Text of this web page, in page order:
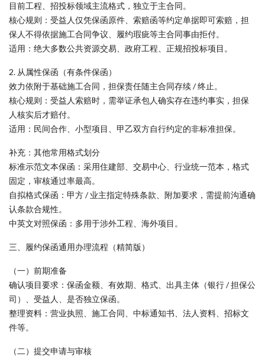
目前工程、招投标领域主流格式，独立于主合同。
核心规则：受益人仅凭保函原件、索赔函等约定单据即可索赔，担
保人不得依据施工合同争议、履约瑕疵等主合同事由拒付。
适用：绝大多数公共资源交易、政府工程、正规招投标项目。
2. 从属性保函（有条件保函）
效力依附于基础施工合同，担保责任随主合同存续 / 终止。
核心规则：受益人索赔时，需举证承包人确实存在违约事实，担保
人核实后才赔付。
适用：民间合作、小型项目、甲乙双方自行约定的非标准担保。
补充：其他常用格式划分
标准示范文本保函：采用住建部、交易中心、行业统一范本，格式
固定，审核通过率最高。
自拟格式保函：甲方 / 业主指定特殊条款、附加要求，需提前沟通确
认条款合规性。
中英文对照保函：多用于涉外工程、海外项目。
三、履约保函通用办理流程（精简版）
（一）前期准备
确认项目要求：保函金额、有效期、格式、出具主体（银行 / 担保公
司）、受益人、是否独立保函。
整理资料：营业执照、施工合同、中标通知书、法人资料、招标文
件等。
（二）提交申请与审核